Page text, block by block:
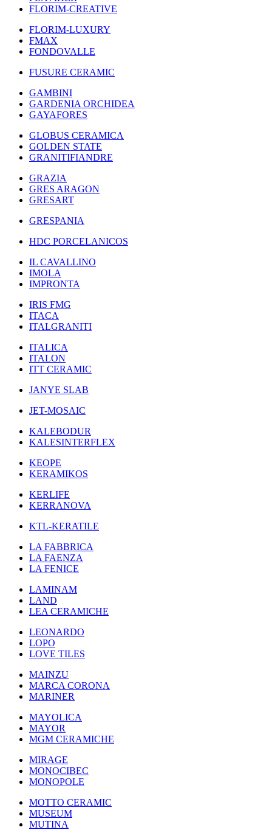
FLORIM-CREATIVE
FLORIM-LUXURY
FMAX
FONDOVALLE
FUSURE CERAMIC
GAMBINI
GARDENIA ORCHIDEA
GAYAFORES
GLOBUS CERAMICA
GOLDEN STATE
GRANITIFIANDRE
GRAZIA
GRES ARAGON
GRESART
GRESPANIA
HDC PORCELANICOS
IL CAVALLINO
IMOLA
IMPRONTA
IRIS FMG
ITACA
ITALGRANITI
ITALICA
ITALON
ITT CERAMIC
JANYE SLAB
JET-MOSAIC
KALEBODUR
KALESINTERFLEX
KEOPE
KERAMIKOS
KERLIFE
KERRANOVA
KTL-KERATILE
LA FABBRICA
LA FAENZA
LA FENICE
LAMINAM
LAND
LEA CERAMICHE
LEONARDO
LOPO
LOVE TILES
MAINZU
MARCA CORONA
MARINER
MAYOLICA
MAYOR
MGM CERAMICHE
MIRAGE
MONOCIBEC
MONOPOLE
MOTTO CERAMIC
MUSEUM
MUTINA